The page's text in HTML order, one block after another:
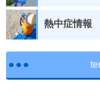
熱中症情報